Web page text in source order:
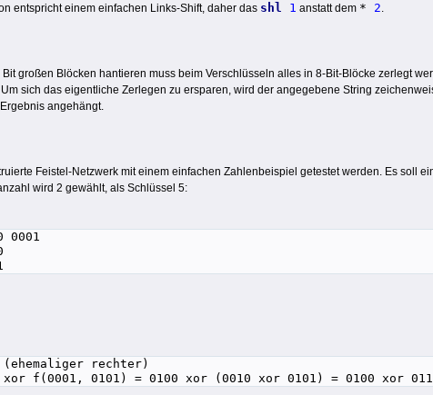
entspricht einem einfachen Links-Shift, daher das shl 1 anstatt dem * 2.
großen Blöcken hantieren muss beim Verschlüsseln alles in 8-Bit-Blöcke zerlegt
sich das eigentliche Zerlegen zu ersparen, wird der angegebene String
angehängt.
Feistel-Netzwerk mit einem einfachen Zahlenbeispiel getestet werden. Es soll
wird 2 gewählt, als Schlüssel 5:
0001
rechter)
f(0001, 0101) = 0100 xor (0010 xor 0101) = 0100 xor